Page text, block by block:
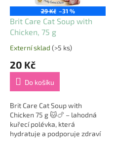
29 Kč –31 %
Brit Care Cat Soup with
Chicken, 75 g
Průměrné
produktu
5,0
5
hvězdiček.
Externí sklad (>5 ks)
20 Kč
Do košíku
Brit Care Cat Soup with
Chicken 75 g 🐱🍗 – lahodná
kuřecí polévka, která
hydratuje a podporuje zdraví